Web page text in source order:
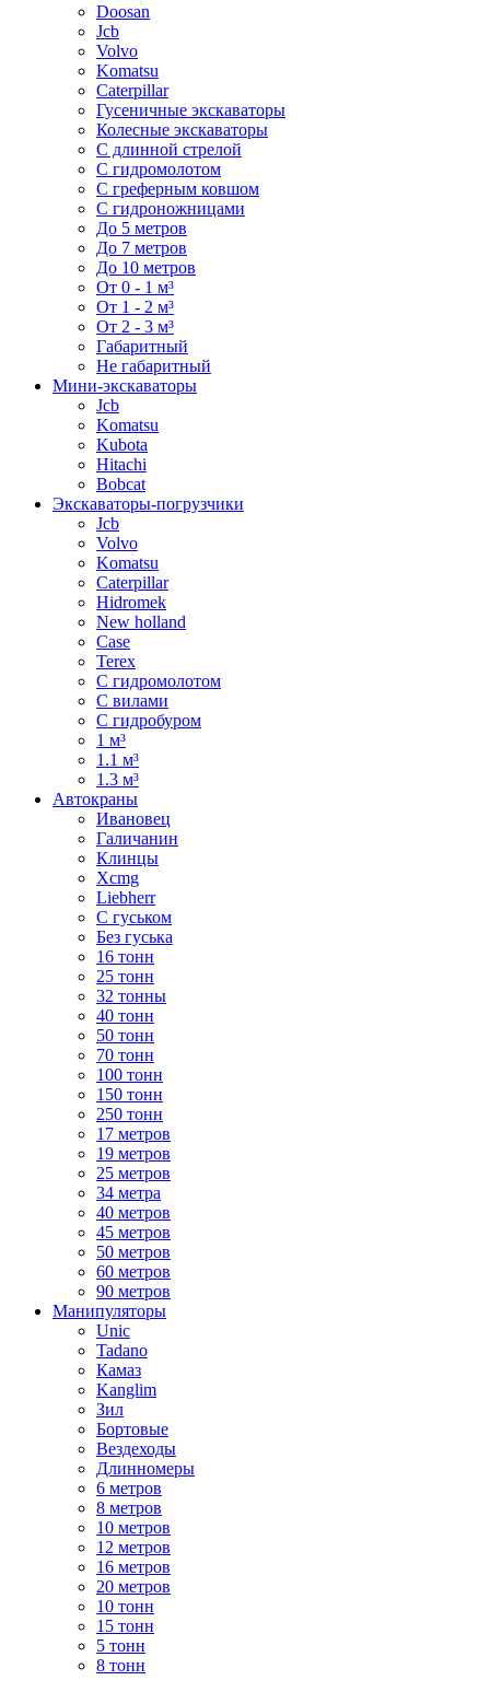
Doosan
Jcb
Volvo
Komatsu
Caterpillar
Гусеничные экскаваторы
Колесные экскаваторы
С длинной стрелой
С гидромолотом
С греферным ковшом
С гидроножницами
До 5 метров
До 7 метров
До 10 метров
От 0 - 1 м³
От 1 - 2 м³
От 2 - 3 м³
Габаритный
Не габаритный
Мини-экскаваторы
Jcb
Komatsu
Kubota
Hitachi
Bobcat
Экскаваторы-погрузчики
Jcb
Volvo
Komatsu
Caterpillar
Hidromek
New holland
Case
Terex
С гидромолотом
С вилами
С гидробуром
1 м³
1.1 м³
1.3 м³
Автокраны
Ивановец
Галичанин
Клинцы
Xcmg
Liebherr
С гуськом
Без гуська
16 тонн
25 тонн
32 тонны
40 тонн
50 тонн
70 тонн
100 тонн
150 тонн
250 тонн
17 метров
19 метров
25 метров
34 метра
40 метров
45 метров
50 метров
60 метров
90 метров
Манипуляторы
Unic
Tadano
Камаз
Kanglim
Зил
Бортовые
Вездеходы
Длинномеры
6 метров
8 метров
10 метров
12 метров
16 метров
20 метров
10 тонн
15 тонн
5 тонн
8 тонн